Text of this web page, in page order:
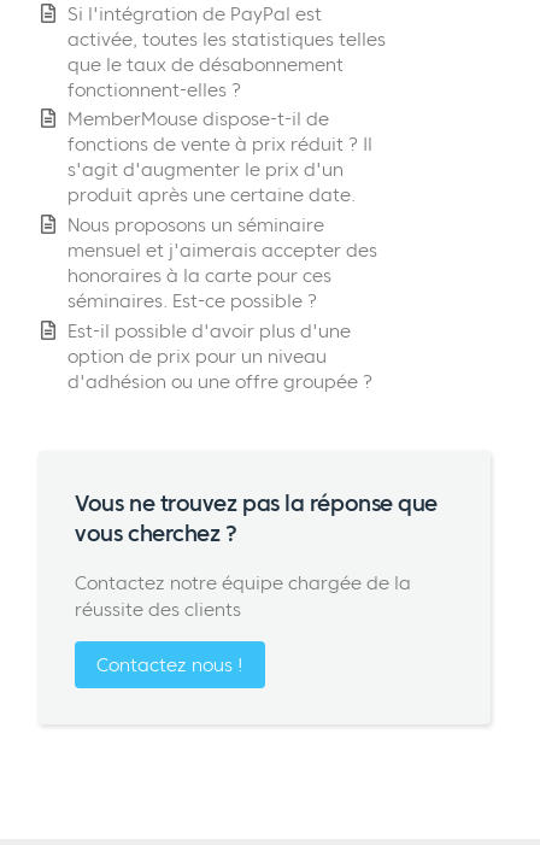
Si l'intégration de PayPal est
activée, toutes les statistiques telles
que le taux de désabonnement
fonctionnent-elles ?
MemberMouse dispose-t-il de
fonctions de vente à prix réduit ? Il
s'agit d'augmenter le prix d'un
produit après une certaine date.
Nous proposons un séminaire
mensuel et j'aimerais accepter des
honoraires à la carte pour ces
séminaires. Est-ce possible ?
Est-il possible d'avoir plus d'une
option de prix pour un niveau
d'adhésion ou une offre groupée ?
Vous ne trouvez pas la réponse que
vous cherchez ?
Contactez notre équipe chargée de la
réussite des clients
Contactez nous !